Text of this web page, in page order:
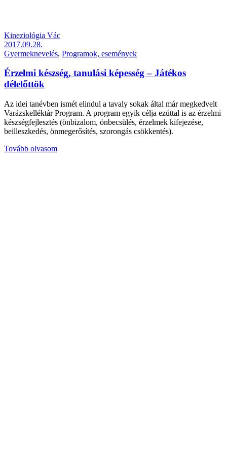
Kineziológia Vác
2017.09.28.
Gyermeknevelés, Programok, események
Érzelmi készség, tanulási képesség – Játékos
délelőttök
Az idei tanévben ismét elindul a tavaly sokak által már megkedvelt
Varázskelléktár Program. A program egyik célja ezúttal is az érzelmi
készségfejlesztés (önbizalom, önbecsülés, érzelmek kifejezése,
beilleszkedés, önmegerősítés, szorongás csökkentés).
Tovább olvasom